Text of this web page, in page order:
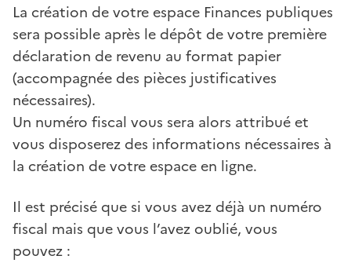
La création de votre espace Finances publiques
sera possible après le dépôt de votre première
déclaration de revenu au format papier
(accompagnée des pièces justificatives
nécessaires).
Un numéro fiscal vous sera alors attribué et
vous disposerez des informations nécessaires à
la création de votre espace en ligne.
Il est précisé que si vous avez déjà un numéro
fiscal mais que vous l’avez oublié, vous
pouvez :